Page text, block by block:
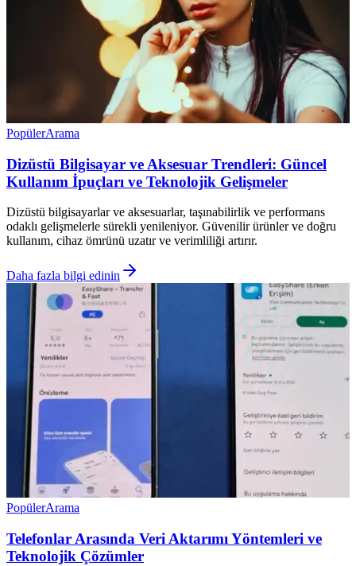
PopülerArama
Dizüstü Bilgisayar ve Aksesuar Trendleri: Güncel
Kullanım İpuçları ve Teknolojik Gelişmeler
Dizüstü bilgisayarlar ve aksesuarlar, taşınabilirlik ve performans
odaklı gelişmelerle sürekli yenileniyor. Güvenilir ürünler ve doğru
kullanım, cihaz ömrünü uzatır ve verimliliği artırır.
Daha fazla bilgi edinin
PopülerArama
Telefonlar Arasında Veri Aktarımı Yöntemleri ve
Teknolojik Çözümler